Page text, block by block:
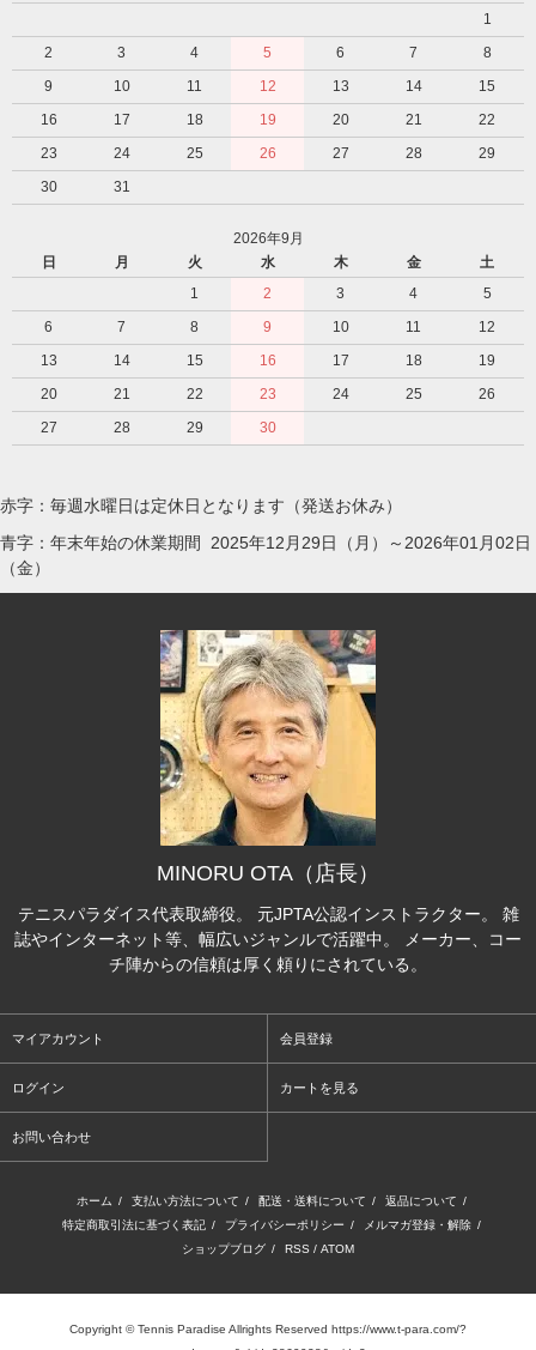
1
2
3 4 5 6 7
8
9
10 11 12 13 14
15
16
17 18 19 20 21
22
23
24 25 26 27 28
29
30
31
2026年9月
日
月 火 水 木 金
土
1
2 3 4
5
6
7 8 9 10 11
12
13
14 15 16 17 18
19
20
21 22 23 24 25
26
27
28 29 30
赤字：毎週水曜日は定休日となります（発送お休み）
青字：年末年始の休業期間 2025年12月29日（月）～2026年01月02日
（金）
MINORU OTA（店長）
テニスパラダイス代表取締役。 元JPTA公認インストラクター。 雑
誌やインターネット等、幅広いジャンルで活躍中。 メーカー、コー
チ陣からの信頼は厚く頼りにされている。
マイアカウント 会員登録
ログイン カートを見る
お問い合わせ
ホーム / 支払い方法について / 配送・送料について / 返品について /
特定商取引法に基づく表記 / プライバシーポリシー / メルマガ登録・解除 /
ショップブログ / RSS / ATOM
Copyright © Tennis Paradise Allrights Reserved https://www.t-para.com/?